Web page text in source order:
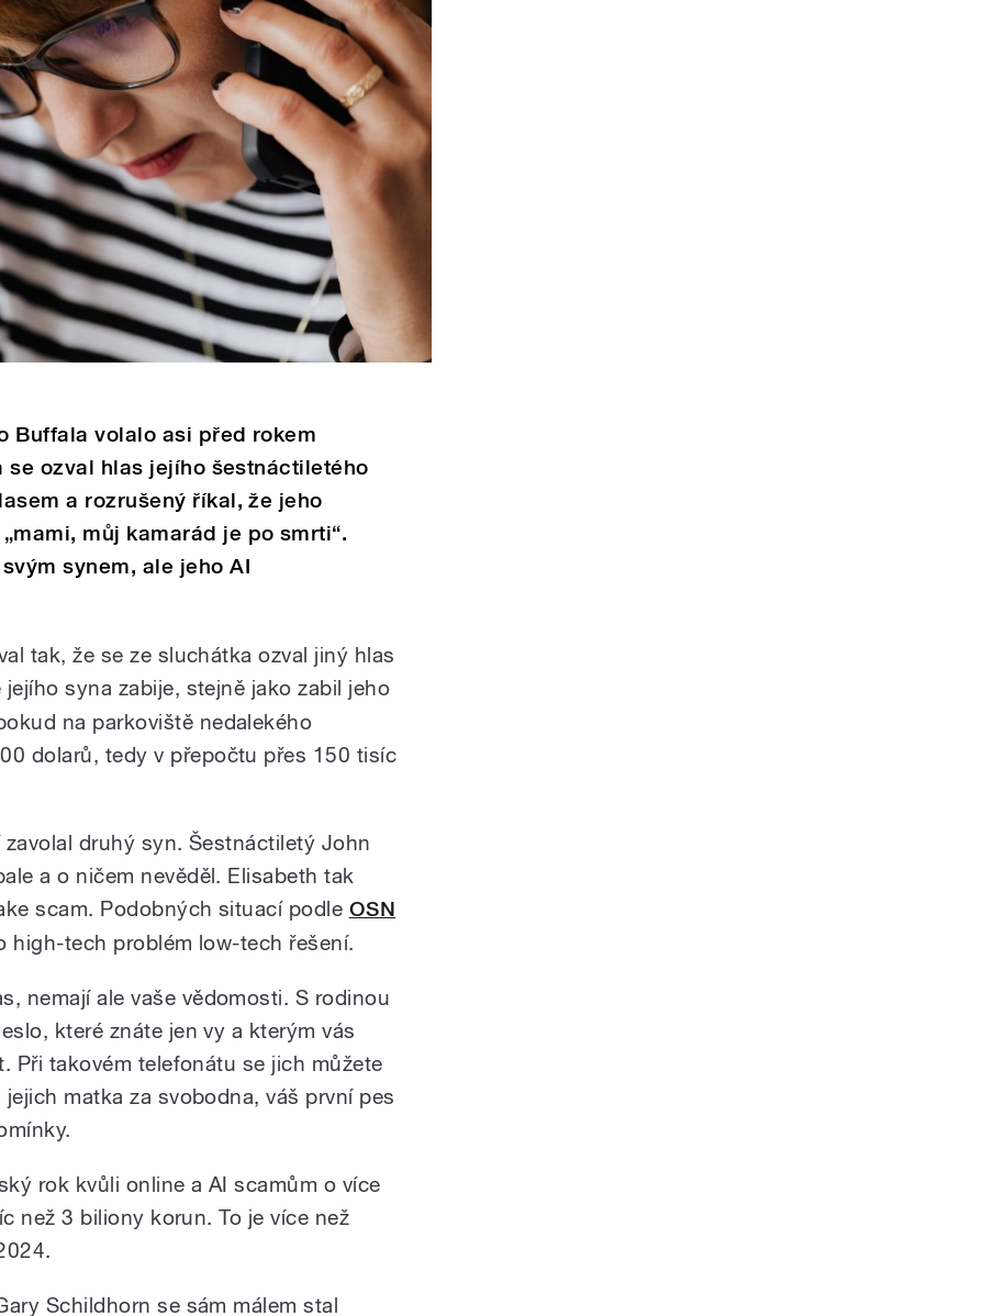
Buffala volalo asi před rokem
se ozval hlas jejího šestnáctiletého
a rozrušený říkal, že jeho
můj kamarád je po smrti“.
synem, ale jeho AI
tak, že se ze sluchátka ozval jiný hlas
jejího syna zabije, stejně jako zabil jeho
na parkoviště nedalekého
dolarů, tedy v přepočtu přes 150 tisíc
druhý syn. Šestnáctiletý John
a o ničem nevěděl. Elisabeth tak
scam. Podobných situací podle OSN
high-tech problém low-tech řešení.
nemají ale vaše vědomosti. S rodinou
které znáte jen vy a kterým vás
Při takovém telefonátu se jich můžete
matka za svobodna, váš první pes
rok kvůli online a AI scamům o více
než 3 biliony korun. To je více než
Schildhorn se sám málem stal